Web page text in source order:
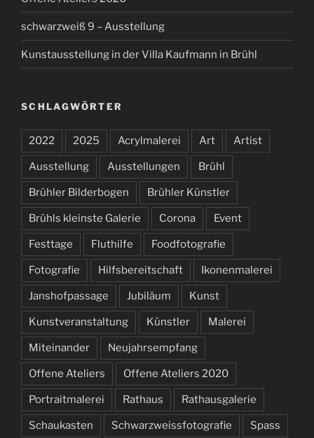
schwarzweiß 9 – Ausstellung
Kunstausstellung in der Villa Kaufmann in Brühl
SCHLAGWÖRTER
2022 2025 Acrylmalerei Art Artist
Ausstellung Ausstellungen Brühl
Brühler Bilderbogen Brühler Künstler
Brühls kleinste Galerie Corona Event
Festtage Fluthilfe Foodfotografie
Fotografie Hilfsbereitschaft Ikonenmalerei
Janshofpassage Jubiläum Kunst
Kunstveranstaltung Künstler Malerei
Miteinander Neujahrsempfang
Offene Ateliers Offene Ateliers 2020
Portraitmalerei Rathaus Rathausgalerie
Schaukasten Schwarzweissfotografie Spass